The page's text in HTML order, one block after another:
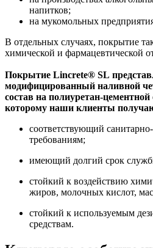
напитков;
на мукомольных
В отдельных случаях, покрытие
химической и фармацевтической
Покрытие Lincrete® SL
модифицированный наливной
состав на полиуретан-цементной
которому наши клиенты
соответствующий
требованиям;
имеющий долгий срок
стойкий к воздействию
жиров, молочных кислот,
cтойкий к используемым
средствам.